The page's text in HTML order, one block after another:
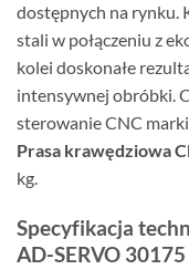
dostępnych na rynku.
stali w połączeniu z
kolei doskonałe
intensywnej obróbki.
sterowanie CNC
Prasa krawędziowa
kg.
Specyfikacja
AD-SERVO 30175